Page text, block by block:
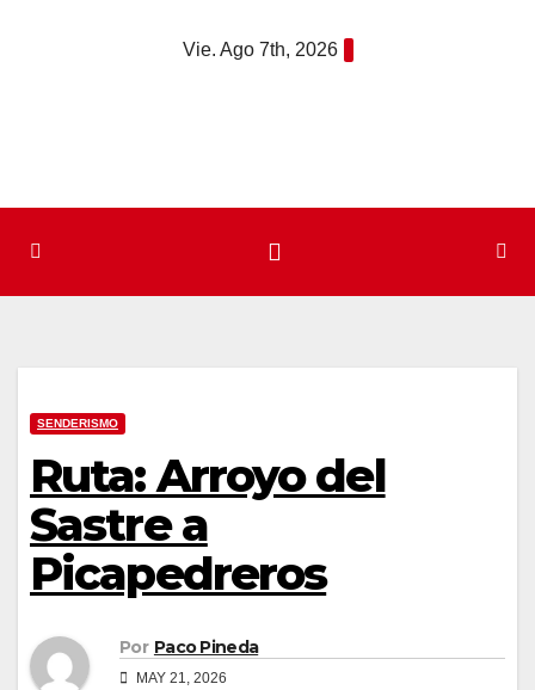
Vie. Ago 7th, 2026
SENDERISMO
Ruta: Arroyo del
Sastre a
Picapedreros
Por Paco Pineda
MAY 21, 2026